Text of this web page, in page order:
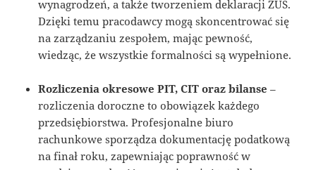
wynagrodzeń, a także tworzeniem deklaracji ZUS.
Dzięki temu pracodawcy mogą skoncentrować się
na zarządzaniu zespołem, mając pewność,
wiedząc, że wszystkie formalności są wypełnione.
Rozliczenia okresowe PIT, CIT oraz bilanse –
rozliczenia doroczne to obowiązek każdego
przedsiębiorstwa. Profesjonalne biuro
rachunkowe sporządza dokumentację podatkową
na finał roku, zapewniając poprawność w